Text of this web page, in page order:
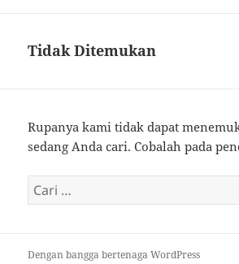
Tidak Ditemukan
Rupanya kami tidak dapat
sedang Anda cari. Cobalah pada
Cari
untuk:
Dengan bangga bertenaga WordPress